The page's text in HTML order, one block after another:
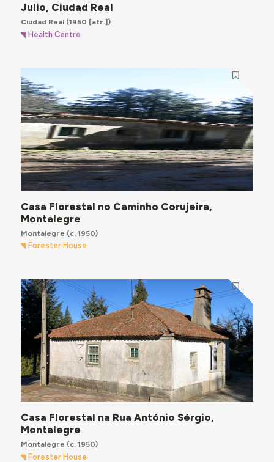
Julio, Ciudad Real
Ciudad Real(1950 [atr.])
Health Centre
Casa Florestal no Caminho Corujeira,
Montalegre
Montalegre (c. 1950)
Forester House
Casa Florestal na Rua António Sérgio,
Montalegre
Montalegre (c. 1950)
Forester House